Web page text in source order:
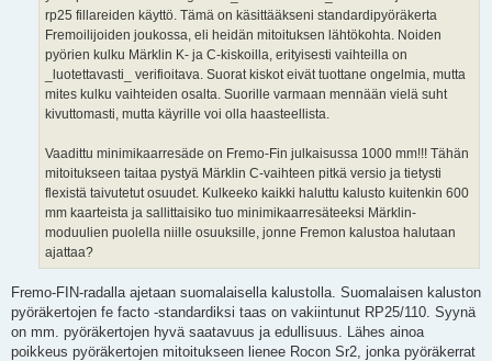
rp25 fillareiden käyttö. Tämä on käsittääkseni standardipyöräkerta
Fremoilijoiden joukossa, eli heidän mitoituksen lähtökohta. Noiden
pyörien kulku Märklin K- ja C-kiskoilla, erityisesti vaihteilla on
_luotettavasti_ verifioitava. Suorat kiskot eivät tuottane ongelmia, mutta
mites kulku vaihteiden osalta. Suorille varmaan mennään vielä suht
kivuttomasti, mutta käyrille voi olla haasteellista.
Vaadittu minimikaarresäde on Fremo-Fin julkaisussa 1000 mm!!! Tähän
mitoitukseen taitaa pystyä Märklin C-vaihteen pitkä versio ja tietysti
flexistä taivutetut osuudet. Kulkeeko kaikki haluttu kalusto kuitenkin 600
mm kaarteista ja sallittaisiko tuo minimikaarresäteeksi Märklin-
moduulien puolella niille osuuksille, jonne Fremon kalustoa halutaan
ajattaa?
Fremo-FIN-radalla ajetaan suomalaisella kalustolla. Suomalaisen kaluston
pyöräkertojen fe facto -standardiksi taas on vakiintunut RP25/110. Syynä
on mm. pyöräkertojen hyvä saatavuus ja edullisuus. Lähes ainoa
poikkeus pyöräkertojen mitoitukseen lienee Rocon Sr2, jonka pyöräkerrat